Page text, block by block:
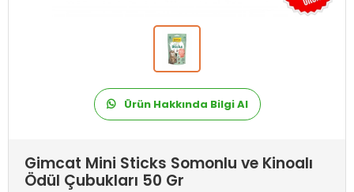
Ürün Hakkında Bilgi Al
Gimcat Mini Sticks Somonlu ve Kinoalı
Ödül Çubukları 50 Gr